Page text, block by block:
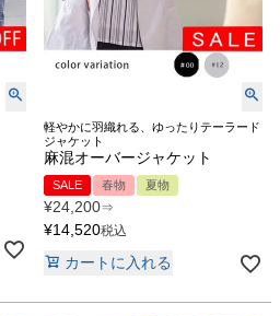
軽やかに羽織れる、ゆったりテーラード
ジャケット
麻混オーバージャケット
SALE 春物 夏物
¥24,200⇒
¥14,520税込
カートに入れる